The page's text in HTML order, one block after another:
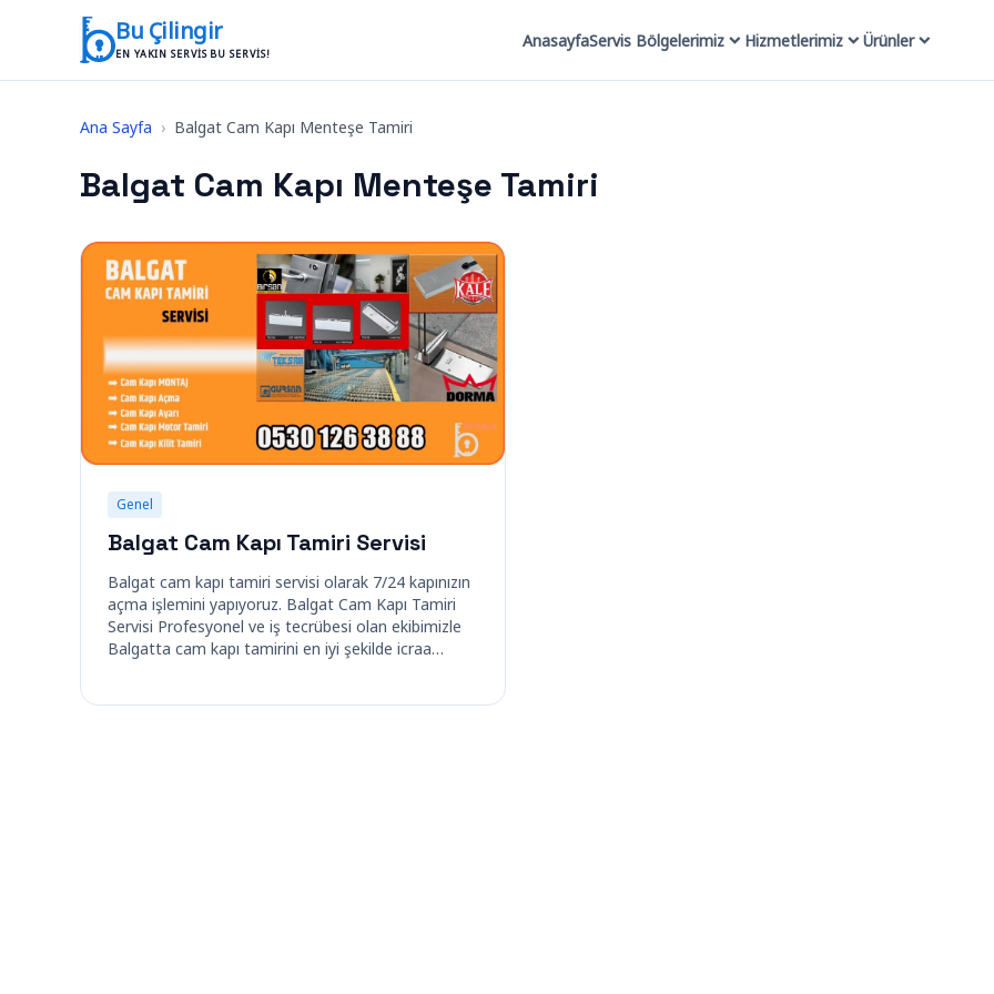
İçeriğe geç
Bu Çilingir
EN YAKIN SERVIS BU SERVIS!
AnasayfaServis Bölgelerimiz Hizmetlerimiz Ürünler
Ana Sayfa › Balgat Cam Kapı Menteşe Tamiri
Balgat Cam Kapı Menteşe Tamiri
Genel
Balgat Cam Kapı Tamiri Servisi
Balgat cam kapı tamiri servisi olarak 7/24 kapınızın
açma işlemini yapıyoruz. Balgat Cam Kapı Tamiri
Servisi Profesyonel ve iş tecrübesi olan ekibimizle
Balgatta cam kapı tamirini en iyi şekilde icraa…